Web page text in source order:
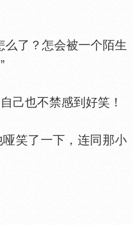
了？怎会被一个陌生
也不禁感到好笑！
笑了一下，连同那小